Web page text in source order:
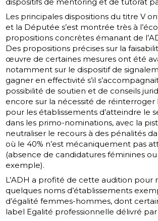
Les principales dispositions du titre V
et la Députée s’est montrée très à
propositions concrètes émanant de
Des propositions précises sur la
œuvre de certaines mesures ont été
notamment sur le dispositif de
gagner en effectivité s’il
possibilité de soutien et de conseils
encore sur la nécessité de réinterroger
pour les établissements d’atteindre le
dans les primo-nominations, avec la
neutraliser le recours à des pénalités
où le 40% n’est mécaniquement pas
(absence de candidatures féminines
exemple).
L’ADH a profité de cette audition pour
quelques noms d’établissements
d’égalité femmes-hommes, dont
label Egalité professionnelle délivré par